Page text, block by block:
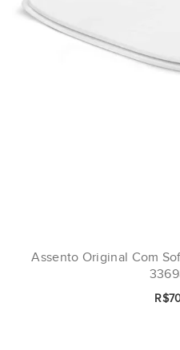
Assento Original Com